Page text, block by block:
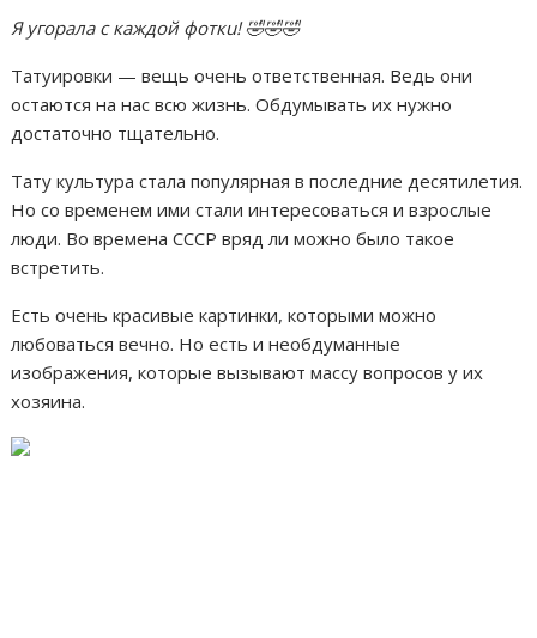
Я угорала с каждой фоткu! 🤣🤣🤣
Татуировки — вещь очень ответственная. Ведь они
остаются на нас всю жизнь. Обдумывать их нужно
достаточно тщательно.
Тату культура стала популярная в последние десятилетия.
Но со временем ими стали интересоваться и взрослые
люди. Во времена СССР вряд ли можно было такое
встретить.
Есть очень красивые картинки, которыми можно
любоваться вечно. Но есть и необдуманные
изображения, которые вызывают массу вопросов у их
хозяина.